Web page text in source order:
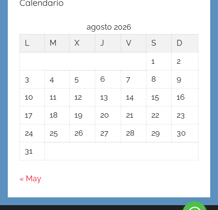
Calendario
agosto 2026
L
M X J V S
D
1
2
3
4 5 6 7 8
9
10
11 12 13 14 15
16
17
18 19 20 21 22
23
24
25 26 27 28 29
30
31
« May